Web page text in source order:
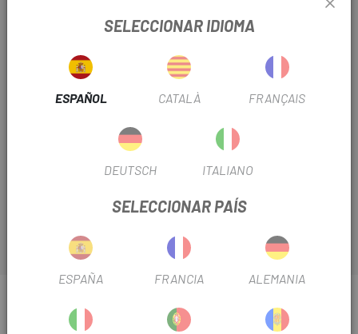
Escapa te trae todos los recambios originales para
suspensiones y amortiguadores Fox.
Kit Retenes RockShox 35mm Pike/Lyrik
fricción para todas las horquillas RockShox 35mm
Pike/Lyrik contiene todos los elementos necesarios para
35MM PIKE/LYRIK
SELECCIONAR IDIOMA
ESPAÑOL CATALÀ FRANÇAIS
DEUTSCH ITALIANO
SELECCIONAR PAÍS
ESPAÑA FRANCIA ALEMANIA